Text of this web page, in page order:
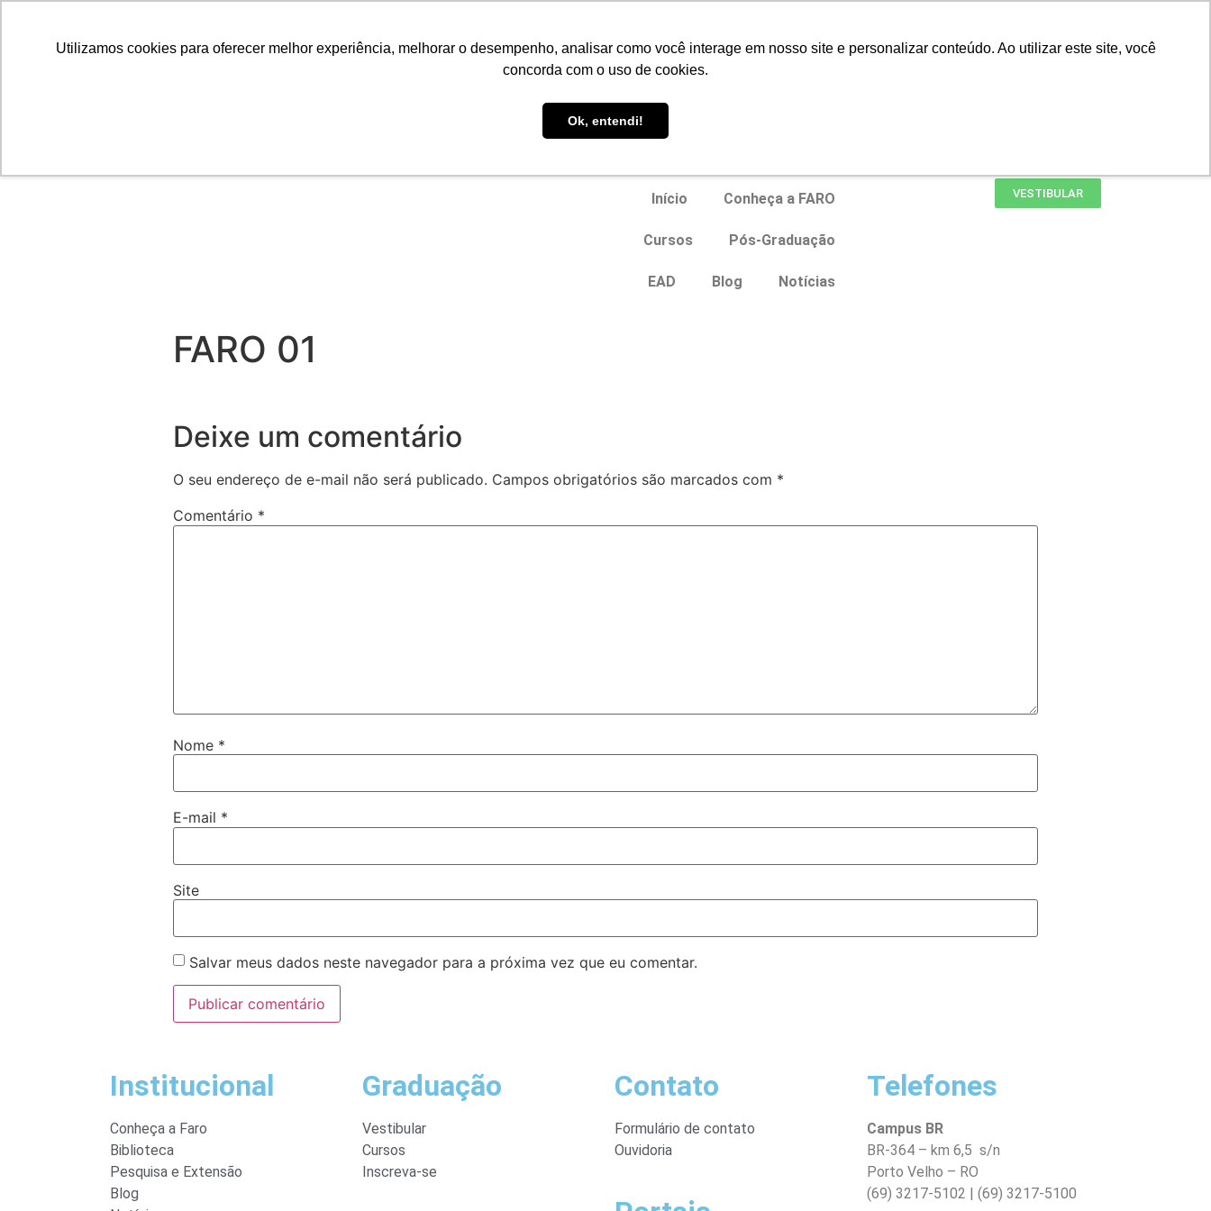
Utilizamos cookies para oferecer melhor experiência, melhorar o desempenho, analisar como você interage em nosso site e personalizar conteúdo. Ao utilizar este site, você
concorda com o uso de cookies.
Ok, entendi!
Início Conheça a FARO
Cursos Pós-Graduação
EAD Blog Notícias
VESTIBULAR
FARO 01
Deixe um comentário
O seu endereço de e-mail não será publicado. Campos obrigatórios são marcados com *
Comentário *
Nome *
E-mail *
Site
Salvar meus dados neste navegador para a próxima vez que eu comentar.
Institucional
Conheça a Faro
Biblioteca
Pesquisa e Extensão
Blog
Graduação
Vestibular
Cursos
Inscreva-se
Contato
Formulário de contato
Ouvidoria
Telefones
Campus BR
BR-364 – km 6,5 s/n
Porto Velho – RO
(69) 3217-5102 | (69) 3217-5100